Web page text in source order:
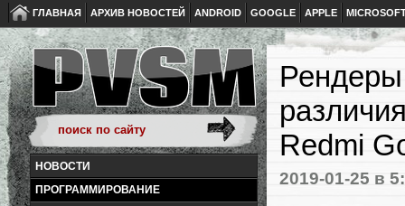
ГЛАВНАЯ АРХИВ НОВОСТЕЙ ANDROID GOOGLE APPLE
НОВОСТИ
ПРОГРАММИРОВАНИЕ
Рендеры
Redmi
2019-01-25 в